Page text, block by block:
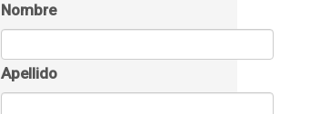
Nombre
Apellido